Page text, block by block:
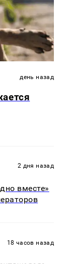
день назад
2 дня назад
вместе»
18 часов назад